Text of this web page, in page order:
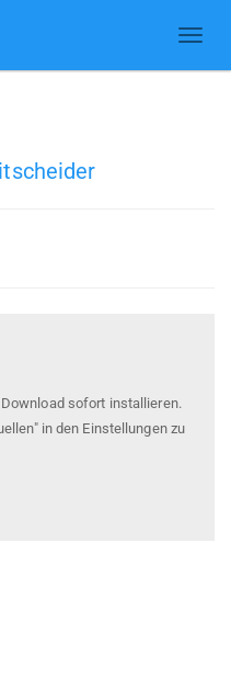
sofort installieren.
in den Einstellungen zu